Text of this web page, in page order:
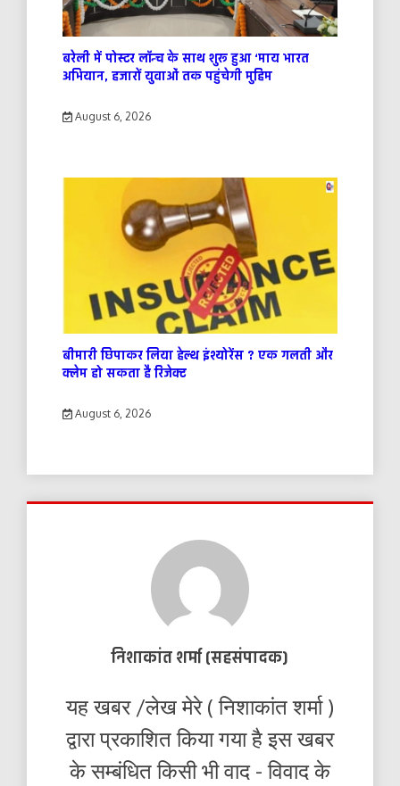
बरेली में पोस्टर लॉन्च के साथ शुरू हुआ ‘माय भारत
अभियान, हजारों युवाओं तक पहुंचेगी मुहिम
August 6, 2026
बीमारी छिपाकर लिया हेल्थ इंश्योरेंस ? एक गलती और
क्लेम हो सकता है रिजेक्ट
August 6, 2026
निशाकांत शर्मा (सहसंपादक)
यह खबर /लेख मेरे ( निशाकांत शर्मा )
द्वारा प्रकाशित किया गया है इस खबर
के सम्बंधित किसी भी वाद - विवाद के